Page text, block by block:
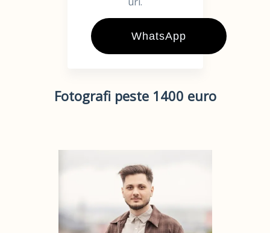
WhatsApp
Fotografi peste 1400 euro